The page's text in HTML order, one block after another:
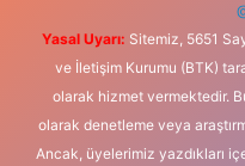
Yasal Uyarı: Sitemiz, 5651
ve İletişim Kurumu (BTK)
olarak hizmet vermektedir.
olarak denetleme veya
Ancak, üyelerimiz yazdıkları